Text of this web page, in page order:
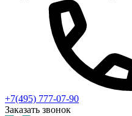
+7(495) 777-07-90
Заказать звонок